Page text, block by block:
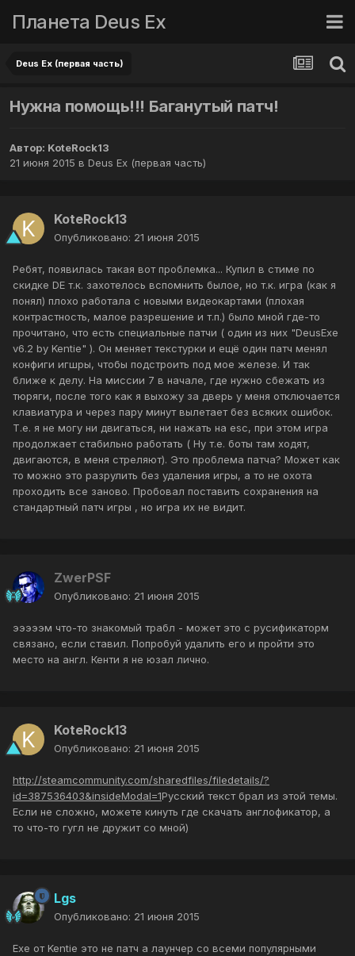
Планета Deus Ex
Deus Ex (первая часть)
Нужна помощь!!! Баганутый патч!
Автор: KoteRock13
21 июня 2015 в Deus Ex (первая часть)
KoteRock13
Опубликовано: 21 июня 2015
Ребят, появилась такая вот проблемка... Купил в стиме по
скидке DE т.к. захотелось вспомнить былое, но т.к. игра (как я
понял) плохо работала с новыми видеокартами (плохая
контрастность, малое разрешение и т.п.) было мной где-то
прочитано, что есть специальные патчи ( один из них "DeusExe
v6.2 by Kentie" ). Он меняет текстурки и ещё один патч менял
конфиги игшры, чтобы подстроить под мое железе. И так
ближе к делу. На миссии 7 в начале, где нужно сбежать из
тюряги, после того как я выхожу за дверь у меня отключается
клавиатура и через пару минут вылетает без всяких ошибок.
Т.е. я не могу ни двигаться, ни нажать на esc, при этом игра
продолжает стабильно работать ( Ну т.е. боты там ходят,
двигаются, в меня стреляют). Это проблема патча? Может как
то можно это разрулить без удаления игры, а то не охота
проходить все заново. Пробовал поставить сохранения на
стандартный патч игры , но игра их не видит.
ZwerPSF
Опубликовано: 21 июня 2015
эээээм что-то знакомый трабл - может это с русификаторм
связано, если ставил. Попробуй удалить его и пройти это
место на англ. Кенти я не юзал лично.
KoteRock13
Опубликовано: 21 июня 2015
http://steamcommunity.com/sharedfiles/filedetails/?
id=387536403&insideModal=1Русский текст брал из этой темы.
Если не сложно, можете кинуть где скачать англофикатор, а
то что-то гугл не дружит со мной)
Lgs
Опубликовано: 21 июня 2015
Exe от Kentie это не патч а лаунчер со всеми популярными